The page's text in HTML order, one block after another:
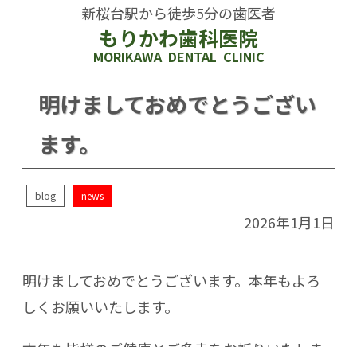
新桜台駅から徒歩5分の歯医者
もりかわ歯科医院
MORIKAWA DENTAL CLINIC
明けましておめでとうござい
ます。
blog news
2026年1月1日
明けましておめでとうございます。本年もよろ
しくお願いいたします。